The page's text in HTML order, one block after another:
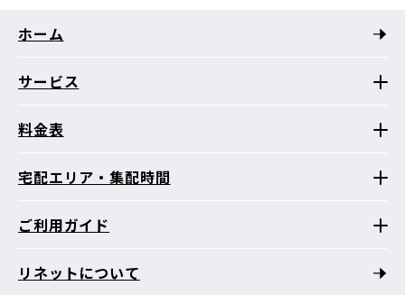
ホーム
サービス
料金表
宅配エリア・集配時間
ご利用ガイド
リネットについて